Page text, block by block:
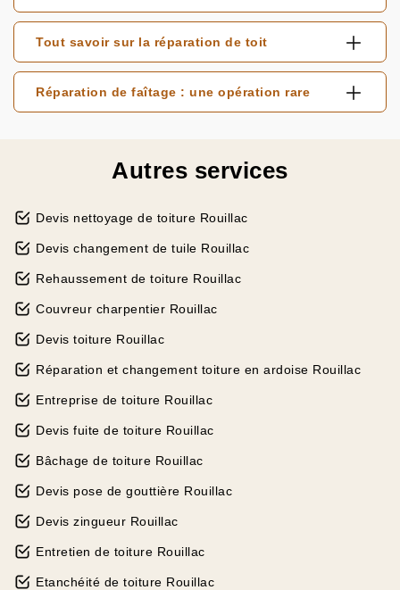
Tout savoir sur la réparation de toit
Réparation de faîtage : une opération rare
Autres services
Devis nettoyage de toiture Rouillac
Devis changement de tuile Rouillac
Rehaussement de toiture Rouillac
Couvreur charpentier Rouillac
Devis toiture Rouillac
Réparation et changement toiture en ardoise Rouillac
Entreprise de toiture Rouillac
Devis fuite de toiture Rouillac
Bâchage de toiture Rouillac
Devis pose de gouttière Rouillac
Devis zingueur Rouillac
Entretien de toiture Rouillac
Etanchéité de toiture Rouillac